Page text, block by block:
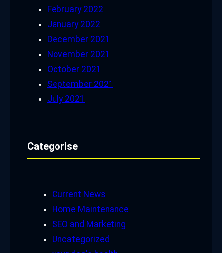
February 2022
January 2022
December 2021
November 2021
October 2021
September 2021
July 2021
Categorise
Current News
Home Maintenance
SEO and Marketing
Uncategorized